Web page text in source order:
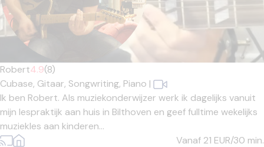
Robert4.9(8)
Cubase, Gitaar, Songwriting, Piano |
Ik ben Robert. Als muziekonderwijzer werk ik dagelijks vanuit
mijn lespraktijk aan huis in Bilthoven en geef fulltime wekelijks
muziekles aan kinderen...
Vanaf 21 EUR/30 min.